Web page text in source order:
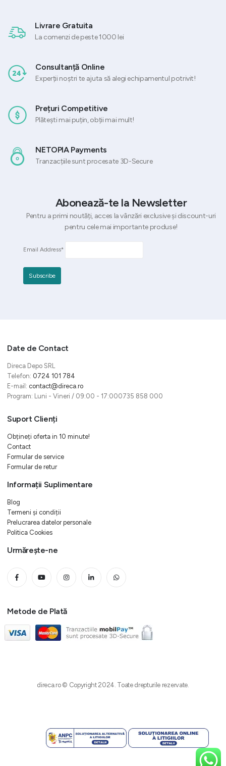
Livrare Gratuita
La comenzi de peste 1000 lei
Consultanță Online
Experții noștri te ajuta să alegi echipamentul potrivit!
Prețuri Competitive
Plătești mai puțin, obții mai mult!
NETOPIA Payments
Tranzacțiile sunt procesate 3D-Secure
Abonează-te la Newsletter
Pentru a primi noutăți, acces la vânzări exclusive și discount-uri
pentru cele mai importante produse!
Email Address*
Date de Contact
Direca Depo SRL
Telefon: 0724 101 784
E-mail: contact@direca.ro
Program: Luni - Vineri / 09:00 - 17:000735 858 000
Suport Clienți
Obțineți oferta in 10 minute!
Contact
Formular de service
Formular de retur
Informații Suplimentare
Blog
Termeni și condiții
Prelucrarea datelor personale
Politica Cookies
Urmărește-ne
Metode de Plată
direca.ro © Copyright 2024. Toate drepturile rezervate.